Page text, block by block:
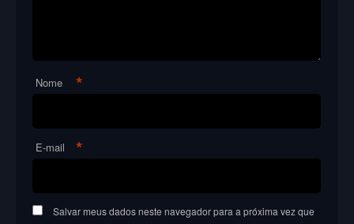
Nome *
E-mail *
Salvar meus dados neste navegador para a próxima vez que